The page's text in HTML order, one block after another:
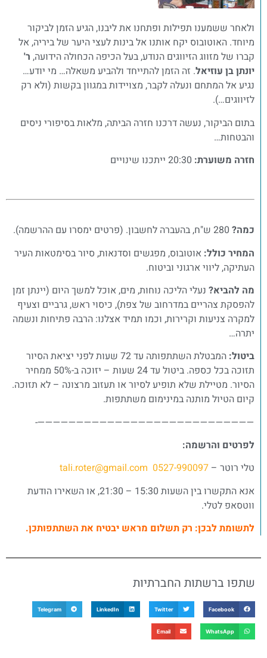
ולאחר ששמענו תפילות ופתחנו את ליבנו, הגיע הזמן לביקור
מיוחד. האוטובוס יקח אותנו אל בינות לעצי היער של ביריה, אל
קברו של מזווג הזיווגים הנודע, בעל הכיפה הכחולה הידועה, ר'
יונתן בן עוזיאל. זה הזמן להתייחד ולהביע משאלה… מי יודע…
נגיע אל המתחם ונעלה לקבר, מצויידות במגוון בקשות (ולא רק
לזיווגים…).
בתום הביקור, נעשה דרכנו חזרה הביתה, מלאות בסיפורי ניסים
והבטחות…
חזרה משוערת:
כמה?
המחיר כולל: אוטובוס, מפגשים וסדנאות, סיור בסימטאות העיר
העתיקה, ליווי ארגוני וביטוח.
מה להביא? נעלי הליכה נוחות, מים, אוכל למשך היום (יינתן זמן
להפסקת צהריים במדרחוב של צפת), כיסוי ראש, גרביים וצעיף
למקרה צניעות וקרירות, וכמו תמיד אצלנו: הרבה פתיחות ונשמה
יתרה…
ביטול:
המבטלת השתתפותה עד 72 שעות לפני יציאת הסיור
תזוכה בכל כספה. ביטול עד 24 שעות – יזוכה ב-50% ממחיר
הסיור. מטיילת שלא תופיע לסיור או תעזוב מרצונה – לא תזוכה.
קיום הטיול מותנה במינימום משתתפות.
————————————————————————————-
לפרטים והרשמה:
טלי רוטר – 0527-990097
tali.roter@gmail.com
אנא התקשרו בין השעות 15:30 – 21:30, או השאירו הודעת
ווטסאפ לטלי.
לתשומת לבכן: רק תשלום מראש יבטיח את השתתפותכן.
שתפו ברשתות החברתיות
Facebook
Twitter
LinkedIn
Telegram
WhatsApp
Email